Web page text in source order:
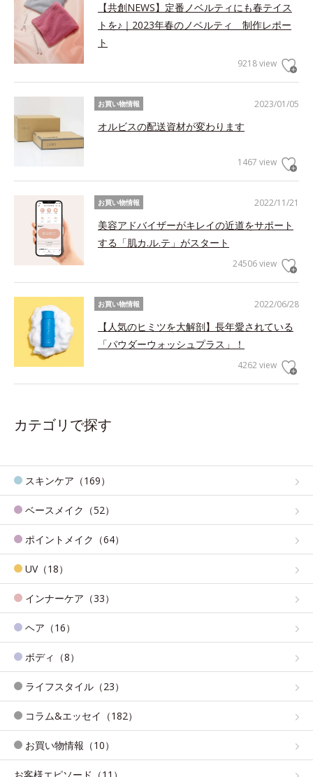
【共創NEWS】定番ノベルティにも春テイス
トを♪｜2023年春のノベルティ 制作レポー
ト
9218 view
2023/01/05
お買い物情報
オルビスの配送資材が変わります
1467 view
2022/11/21
お買い物情報
美容アドバイザーがキレイの近道をサポート
する「肌カ.ル.テ」がスタート
24506 view
2022/06/28
お買い物情報
【人気のヒミツを大解剖】長年愛されている
「パウダーウォッシュプラス」！
4262 view
カテゴリで探す
スキンケア（169）
ベースメイク（52）
ポイントメイク（64）
UV（18）
インナーケア（33）
ヘア（16）
ボディ（8）
ライフスタイル（23）
コラム&エッセイ（182）
お買い物情報（10）